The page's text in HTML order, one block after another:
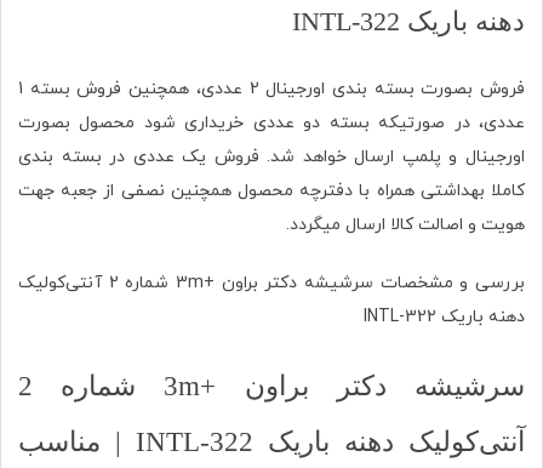
دهنه باریک 322-INTL
فروش بصورت بسته بندی اورجینال 2 عددی، همچنین فروش بسته 1
عددی، در صورتیکه بسته دو عددی خریداری شود محصول بصورت
اورجینال و پلمپ ارسال خواهد شد. فروش یک عددی در بسته بندی
کاملا بهداشتی همراه با دفترچه محصول همچنین نصفی از جعبه جهت
هویت و اصالت کالا ارسال میگردد.
بررسی و مشخصات سرشیشه دکتر براون +3m شماره 2 آنتی‌کولیک
دهنه باریک 322-INTL
سرشیشه دکتر براون +3m شماره 2
آنتی‌کولیک دهنه باریک 322-INTL | مناسب